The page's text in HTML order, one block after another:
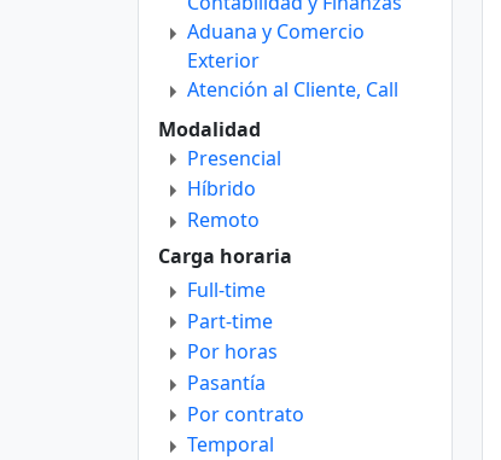
Aduana y Comercio
Exterior
Atención al Cliente, Call
Center y Telemarketing
Comercial, Ventas y
Negocios
Comunicación, Relaciones
Institucionales y Públicas
Departamento Técnico
Diseño
Educación, Docencia e
Investigación
Enfermería
Gastronomía y Turismo
Gerencia y Dirección
Modalidad
Presencial
Híbrido
Remoto
Carga horaria
Full-time
Part-time
Por horas
Pasantía
Por contrato
Temporal